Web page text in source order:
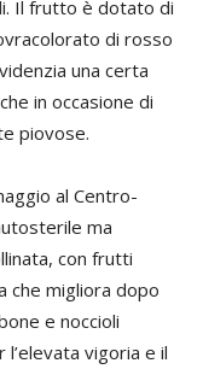
Il frutto è dotato di
di rosso
una certa
in occasione di
piovose.
al Centro-
ma
con frutti
che migliora dopo
e noccioli
vigoria e il